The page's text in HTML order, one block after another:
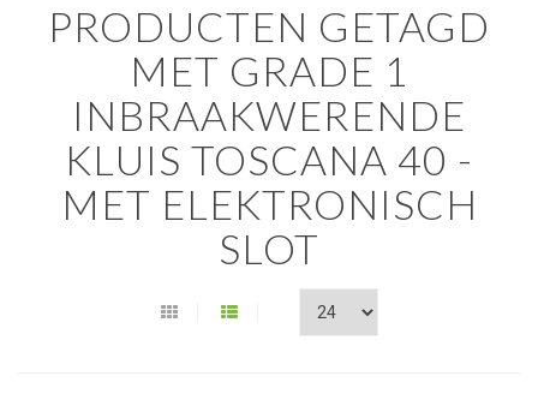
PRODUCTEN GETAGD
MET GRADE 1
INBRAAKWERENDE
KLUIS TOSCANA 40 -
MET ELEKTRONISCH
SLOT